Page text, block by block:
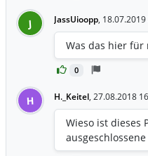
J JassUioopp,
0
Was das hier für
H H._Keitel, 27.08.2018
Wieso ist dieses